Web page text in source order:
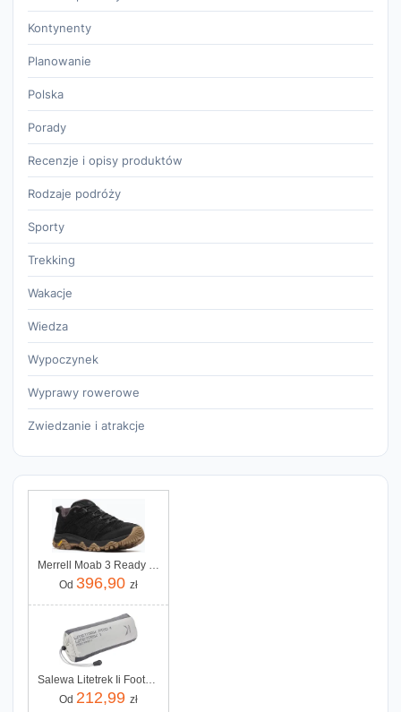
Kontynenty
Planowanie
Polska
Porady
Recenzje i opisy produktów
Rodzaje podróży
Sporty
Trekking
Wakacje
Wiedza
Wypoczynek
Wyprawy rowerowe
Zwiedzanie i atrakcje
Od 396,90 zł
Od 212,99 zł